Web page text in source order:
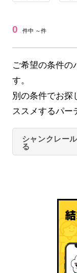
0 件中 ～件
ご希望の条件の
す。
別の条件でお探
ススメするパー
シャンクレー
る